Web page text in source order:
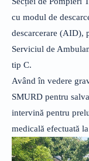
cu modul de
descarcerare (AID),
Serviciul de
tip C.
Având în vedere
SMURD pentru
intervină pentru
medicală efectuată